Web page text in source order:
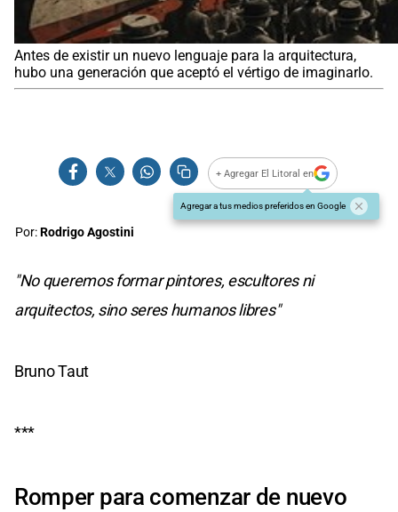
Antes de existir un nuevo lenguaje para la arquitectura,
hubo una generación que aceptó el vértigo de imaginarlo.
+ Agregar El Litoral en
Agregar a tus medios preferidos en Google
Por:Rodrigo Agostini
"No queremos formar pintores, escultores ni
arquitectos, sino seres humanos libres"
Bruno Taut
***
Romper para comenzar de nuevo